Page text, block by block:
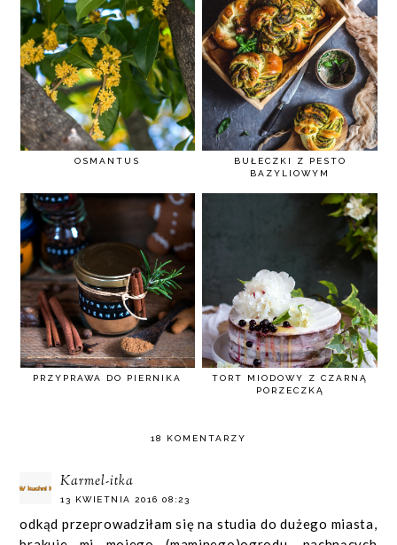
OSMANTUS
BUŁECZKI Z PESTO
BAZYLIOWYM
PRZYPRAWA DO PIERNIKA
TORT MIODOWY Z CZARNĄ
PORZECZKĄ
18 KOMENTARZY
Karmel-itka
13 KWIETNIA 2016 08:23
odkąd przeprowadziłam się na studia do dużego miasta,